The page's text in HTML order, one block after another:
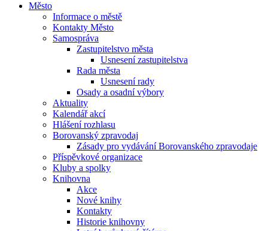
Město
Informace o městě
Kontakty Město
Samospráva
Zastupitelstvo města
Usnesení zastupitelstva
Rada města
Usnesení rady
Osady a osadní výbory
Aktuality
Kalendář akcí
Hlášení rozhlasu
Borovanský zpravodaj
Zásady pro vydávání Borovanského zpravodaje
Příspěvkové organizace
Kluby a spolky
Knihovna
Akce
Nové knihy
Kontakty
Historie knihovny